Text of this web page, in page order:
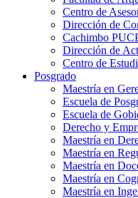
Centro de
Dirección de
Cachimbo
Dirección de
Centro de
Posgrado
Maestría en
Escuela de
Escuela de
Derecho y
Maestría en
Maestría en
Maestría en
Maestría en
Maestría en